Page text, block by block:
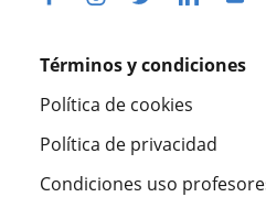
Términos y condiciones
Política de cookies
Política de privacidad
Condiciones uso